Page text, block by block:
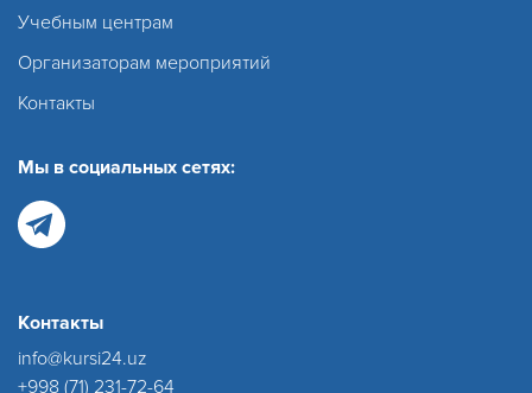
Учебным центрам
Организаторам мероприятий
Контакты
Мы в социальных сетях:
Контакты
info@kursi24.uz
+998 (71) 231-72-64